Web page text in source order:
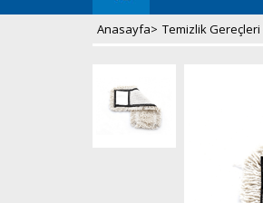
Anasayfa> Temizlik Gereçleri